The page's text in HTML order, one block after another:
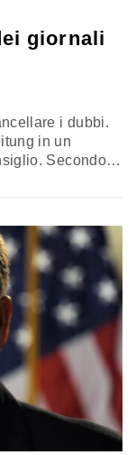
giornali
i dubbi.
in un
Secondo il
messe in
infatti finora